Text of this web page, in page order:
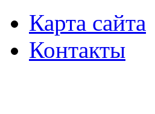
Карта сайта
Контакты